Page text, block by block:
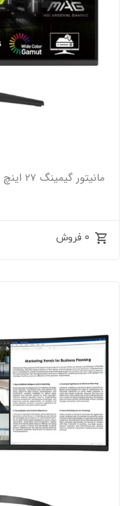
مانیتور گیمینگ 27 اینچ ام اس آی مدل MAG 275QF
0 فروش